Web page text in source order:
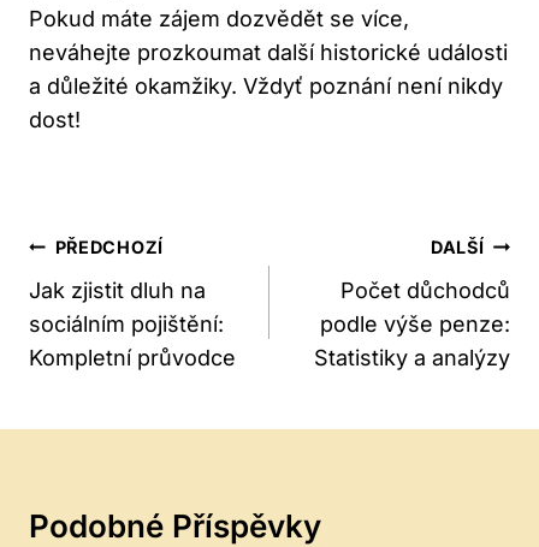
Pokud máte zájem dozvědět se více,
neváhejte prozkoumat další historické události
a důležité okamžiky. Vždyť poznání není nikdy
dost!
Navigace
Pro
Příspěvek
PŘEDCHOZÍ
Jak zjistit dluh na
sociálním pojištění:
Kompletní průvodce
DALŠÍ
Počet důchodců
podle výše penze:
Statistiky a analýzy
Podobné Příspěvky